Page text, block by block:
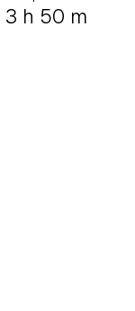
3 h 50 m